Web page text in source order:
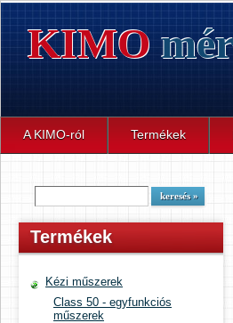
KIMO
A KIMO-ról Termékek
Termékek
Kézi műszerek
Class 50 - egyfunkciós
műszerek